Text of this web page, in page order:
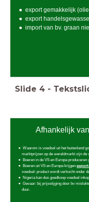
export gemakkelijk
export
import van bv. graan
Slide 4 -
Afhankelijk
Waarom is voedsel uit het buitenland
marktprijzen op de wereldmarkt zijn de
Boeren in de VS en Europa
Boeren uit VS en Europa krijgen
voedsel: product wordt verkocht onder
Nigeria kan dus goedkoop voedsel
Gevaar: bij prijsstijging door bv
duur.